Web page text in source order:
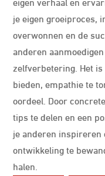
je eigen groeiproces,
overwonnen en de
anderen
zelfverbetering. Het
bieden, empathie te
oordeel. Door
tips te delen en een
je anderen inspireren
ontwikkeling te
halen.